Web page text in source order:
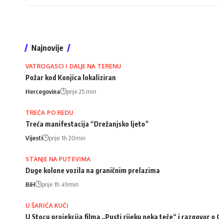
Najnovije
VATROGASCI I DALJE NA TERENU
Požar kod Konjica lokaliziran
Hercegovina prije 25 min
TREĆA PO REDU
Treća manifestacija “Drežanjsko ljeto”
Vijesti prije 1h 20min
STANJE NA PUTEVIMA
Duge kolone vozila na graničnim prelazima
BiH prije 1h 49min
U ŠARIĆA KUĆI
U Stocu projekcija filma „Pusti rijeku neka teče“ i razgovor o